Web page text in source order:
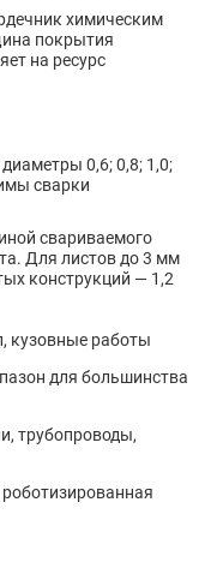
химическим
покрытия
на ресурс
0,6; 0,8; 1,0;
сварки
свариваемого
Для листов до 3 мм
конструкций — 1,2
кузовные работы
для большинства
трубопроводы,